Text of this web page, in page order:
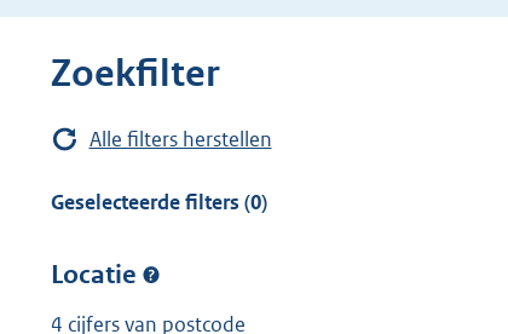
Zoekfilter
Alle filters herstellen
Geselecteerde filters (0)
Locatie
4 cijfers van postcode